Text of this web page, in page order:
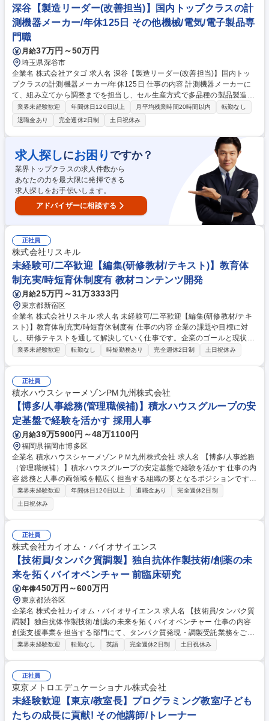
トの推進も期待するポジションです。単なる発注作業に留まらず、分析力
や折衝力を活かした「攻めの購買」により、グループの製造基盤を支える
醍醐味を実感できる環境です。 募集職種 【調達購買】賞与6ヶ月/年休121
日/いすゞGの安定性/長期休暇も取れる好環境
深谷【製造リーダー(改善担当)】国内トップクラスの計
測機器メーカー/年休125日 その他機械/電気/電子製品専
門職
月給37万円～50万円
埼玉県深谷市
企業名 株式会社アタゴ 求人名 深谷【製造リーダー(改善担当)】国内トッ
プクラスの計測機器メーカー/年休125日 仕事の内容 計測機器メーカーに
て、組み立てから調整までを担当し、セル生産方式で多品種の製品製造を
行います。単純作業ではなく、改善提案やトラブルシューティングを通じ
て技術力向上を目指せる環境です。 【詳細】・製品の組立から調整 ・改
善提案 ・トラブルシューティング 【キャリアパス】組立調整から覚えて
頂き、製品勉強をしたうえで、ゆくゆくは管理職業務をお任せしたいと考
えています。 【主要製品】ポケット糖度計/pHメーター/デジタル塩分計/
濃度モニター/旋光計/屈折旋光計/液浸濃度計/B型粘度計/デジタル粘度計/臨
床検査機器など 募集職種 深谷【製造リーダー(改善担当)】国内トップクラ
スの計測機器メーカー/年休125日
業界未経験歓迎 年間休日120日以上 月平均残業時間20時間以内
転勤なし
退職金あり
完全週休2日制 土日祝休み
求人探しにお困り ですか？
業界トップクラスの求人件数から
あなたの力を最大限に発揮できる
求人探しをお手伝いします。
アドバイザーに相談する
正社員
株式会社リスキル
未経験可/二卒歓迎【編集(研修教材/テキスト)】教育体
制充実/時短育休制度有 教材コンテンツ開発
月給25万円～31万3333円
東京都新宿区
企業名 株式会社リスキル 求人名 未経験可/二卒歓迎【編集(研修教材/テキ
スト)】教育体制充実/時短育休制度有 仕事の内容 企業の課題や目標に対
し、研修テキストを通して解決していく仕事です。企業のゴールと現状を
把握し、改善策をテキスト作成で実現します。受講生や企業からの感謝の
研修テキストを作成■カリキュラムを作成■テキスト（既存・新規）の修正
■0からのフルオーダーのテキスト作成はなく、既存テキストの文言や言い
回しの修正のほか、既存テキスト同士の統一編集がメイン業務 募集職種
未経験可/二卒歓迎【編集(研修教材/テキスト)】教育体制充実/時短育休制
度有
業界未経験歓迎 転勤なし 時短勤務あり 完全週休2日制 土日祝休み
正社員
積水ハウスシャーメゾンPM九州株式会社
【博多/人事総務(管理職候補)】積水ハウスグループの安
定基盤で経験を活かす 採用人事
月給39万5900円～48万1100円
福岡県福岡市博多区
企業名 積水ハウスシャーメゾンＰＭ九州株式会社 求人名 【博多/人事総務
（管理職候補）】積水ハウスグループの安定基盤で経験を活かす 仕事の内
容 総務と人事の両領域を幅広く担当する組織の要となるポジションです。
実務の遂行のみならず、当社の中核となるポジションの育成を今後見据え
た採用となります。 管理職経験、またはそれに準ずる組織運営・メンバー
育成の経験をお持ちの方でバックオフィス全体の効率化や組織力の強化を
主導していただくことを期待します。 【業務詳細】 ■人事：採用計画の立
案・実行、教育研修、人事評価、給与計算 ■総務：社内規定の整備、安全
衛生、車両管理、全社行事・取締役会・株主総会の運営、各種業法管理、
稟議 募集職種 【博多/人事総務（管理職候補）】積水ハウスグループの安
定基盤で経験を活かす
業界未経験歓迎 年間休日120日以上 退職金あり
完全週休2日制
土日祝休み
正社員
株式会社カイオム・バイオサイエンス
【技術員/タンパク質調製】独自抗体作製技術/創薬の未
来を拓くバイオベンチャー 前臨床研究
年俸450万円～600万円
東京都渋谷区
企業名 株式会社カイオム・バイオサイエンス 求人名 【技術員/タンパク質
調製】独自抗体作製技術/創薬の未来を拓くバイオベンチャー 仕事の内容
創薬支援事業を担当する部門にて、タンパク質発現・調製受託業務をご担
当いただきます。 【具体的な業務】 ■抗原抗体などタンパク質調製(タン
応、管理業務 など 【仕事の魅力】大手製薬企業が顧客であり、様々な手
法を間近で学べます。チームで一連の案件を担当するため部分的な知識に
留まらず、幅広い経験を積んで成長できる環境です。 募集職種 【技術員/
タンパク質調製】独自抗体作製技術/創薬の未来を拓くバイオベンチャー
業界未経験歓迎 転勤なし 英語 完全週休2日制 土日祝休み
正社員
東京メトロエデュケーショナル株式会社
未経験歓迎【東京/教室長】プログラミング教室/子ども
たちの成長に貢献! その他講師/トレーナー